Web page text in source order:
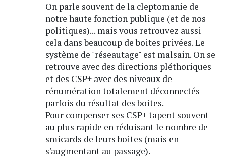
On parle souvent de la cleptomanie de
notre haute fonction publique (et de nos
politiques)... mais vous retrouvez aussi
cela dans beaucoup de boites privées. Le
système de "réseautage" est malsain. On se
retrouve avec des directions pléthoriques
et des CSP+ avec des niveaux de
rénumération totalement déconnectés
parfois du résultat des boites.
Pour compenser ses CSP+ tapent souvent
au plus rapide en réduisant le nombre de
smicards de leurs boites (mais en
s'augmentant au passage).